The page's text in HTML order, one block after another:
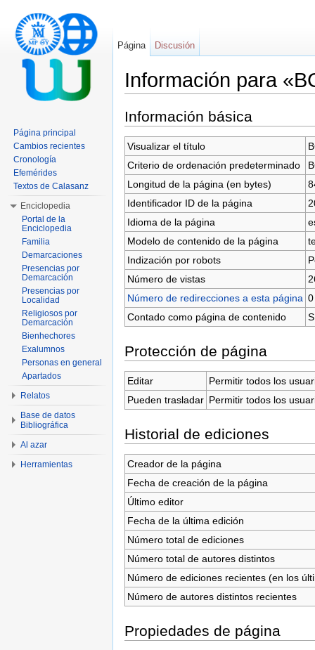
Información para
Información básica
Visualizar el título
Criterio de ordenación predeterminado
Longitud de la página (en bytes)
Identificador ID de la página
Idioma de la página
Modelo de contenido de la página
Indización por robots
Número de vistas
Número de redirecciones a esta página 0
Contado como página de contenido
Protección de página
Editar
Permitir todos los
Pueden trasladar Permitir todos los
Historial de ediciones
Creador de la página
Fecha de creación de la página
Último editor
Fecha de la última edición
Número total de ediciones
Número total de autores distintos
Número de ediciones recientes (en los
Número de autores distintos recientes
Propiedades de página
Página Discusión
Página principal
Cambios recientes
Cronología
Efemérides
Textos de Calasanz
Enciclopedia
Portal de la
Enciclopedia
Familia
Demarcaciones
Presencias por
Demarcación
Presencias por
Localidad
Religiosos por
Demarcación
Bienhechores
Exalumnos
Personas en general
Apartados
Relatos
Base de datos
Bibliográfica
Al azar
Herramientas